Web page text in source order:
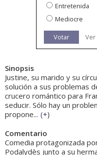
Entretenida
Mediocre
Votar
Sinopsis
Justine, su marido y su
solución a sus problemas
crucero romántico para
seducir. Sólo hay un
propone... (+)
Comentario
Comedia protagonizada
Podalydès junto a su